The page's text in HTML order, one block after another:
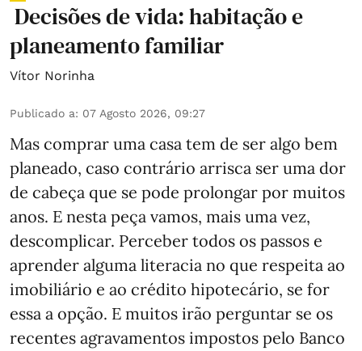
Decisões de vida: habitação e
planeamento familiar
Vítor Norinha
Publicado a: 07 Agosto 2026, 09:27
Mas comprar uma casa tem de ser algo bem
planeado, caso contrário arrisca ser uma dor
de cabeça que se pode prolongar por muitos
anos. E nesta peça vamos, mais uma vez,
descomplicar. Perceber todos os passos e
aprender alguma literacia no que respeita ao
imobiliário e ao crédito hipotecário, se for
essa a opção. E muitos irão perguntar se os
recentes agravamentos impostos pelo Banco